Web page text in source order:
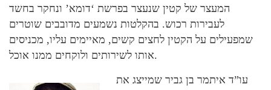
המעצר של קטין שנעצר בפרשת ‘דומא’ ונחקר בחשד
לעבירות רכוש. בהקלטות נשמעים מדובבים שוטרים
שמפעילים על הקטין לחצים קשים, מאיימים עליו, מכניסים
אותו לשירותים ולוקחים ממנו אוכל.
עו”ד איתמר בן גביר שמייצג את